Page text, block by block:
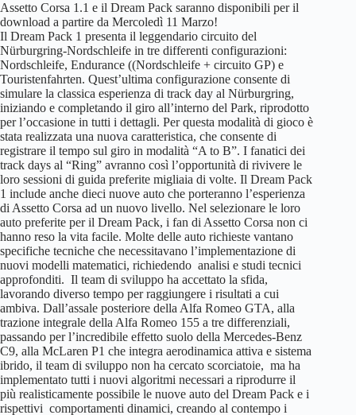
Assetto Corsa 1.1 e il Dream Pack saranno disponibili per il
download a partire da Mercoledì 11 Marzo!
Il Dream Pack 1 presenta il leggendario circuito del
Nürburgring-Nordschleife in tre differenti configurazioni:
Nordschleife, Endurance ((Nordschleife + circuito GP) e
Touristenfahrten. Quest’ultima configurazione consente di
simulare la classica esperienza di track day al Nürburgring,
iniziando e completando il giro all’interno del Park, riprodotto
per l’occasione in tutti i dettagli. Per questa modalità di gioco è
stata realizzata una nuova caratteristica, che consente di
registrare il tempo sul giro in modalità “A to B”. I fanatici dei
track days al “Ring” avranno così l’opportunità di rivivere le
loro sessioni di guida preferite migliaia di volte. Il Dream Pack
1 include anche dieci nuove auto che porteranno l’esperienza
di Assetto Corsa ad un nuovo livello. Nel selezionare le loro
auto preferite per il Dream Pack, i fan di Assetto Corsa non ci
hanno reso la vita facile. Molte delle auto richieste vantano
specifiche tecniche che necessitavano l’implementazione di
nuovi modelli matematici, richiedendo analisi e studi tecnici
approfonditi. Il team di sviluppo ha accettato la sfida,
lavorando diverso tempo per raggiungere i risultati a cui
ambiva. Dall’assale posteriore della Alfa Romeo GTA, alla
trazione integrale della Alfa Romeo 155 a tre differenziali,
passando per l’incredibile effetto suolo della Mercedes-Benz
C9, alla McLaren P1 che integra aerodinamica attiva e sistema
ibrido, il team di sviluppo non ha cercato scorciatoie, ma ha
implementato tutti i nuovi algoritmi necessari a riprodurre il
più realisticamente possibile le nuove auto del Dream Pack e i
rispettivi comportamenti dinamici, creando al contempo i